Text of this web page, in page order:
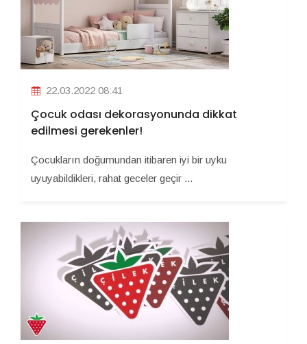
22.03.2022 08:41
Çocuk odası dekorasyonunda dikkat
edilmesi gerekenler!
Çocukların doğumundan itibaren iyi bir uyku
uyuyabildikleri, rahat geceler geçir ...